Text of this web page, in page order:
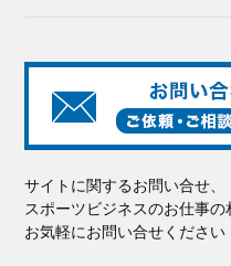
サイトに関するお問い合せ、
スポーツビジネスのお仕事の
お気軽にお問い合せください